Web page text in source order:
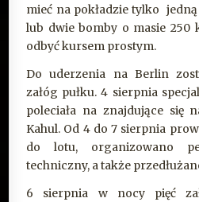
mieć na pokładzie tylko
lub dwie bomby o masie 250
odbyć kursem prostym.
Do uderzenia na Berlin
załóg pułku. 4 sierpnia
poleciała na znajdujące się
Kahul. Od 4 do 7 sierpnia
do lotu, organizowano
techniczny, a także
6 sierpnia w nocy pięć